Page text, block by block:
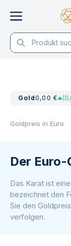
Gold0,00 €
Goldpreis in Euro
Der
Das Karat ist
bezeichnet den
Sie den
verfolgen.